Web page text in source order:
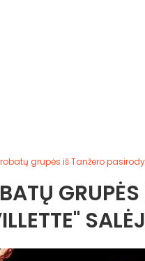
grupės iš Tanžero
GRUPĖS